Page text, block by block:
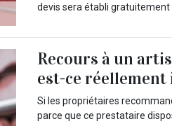
devis sera établi gratuitement
Recours à un
est-ce réellement
Si les propriétaires
parce que ce prestataire